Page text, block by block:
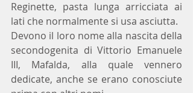
Reginette, pasta lunga arricciata ai
lati che normalmente si usa asciutta.
Devono il loro nome alla nascita della
secondogenita di Vittorio Emanuele
III, Mafalda, alla quale vennero
dedicate, anche se erano conosciute